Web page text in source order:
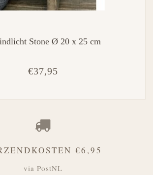
Stone Ø 20 x 25 cm
€37,95
€6,95
via PostNL